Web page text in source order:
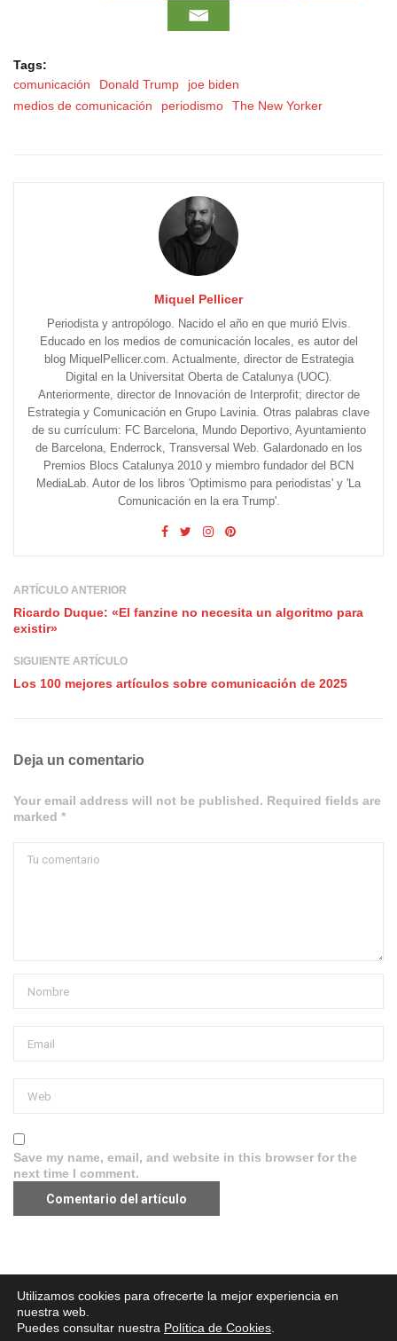
Tags:
comunicación
Donald Trump
joe biden
medios de comunicación
periodismo The New Yorker
Miquel Pellicer
Periodista y antropólogo. Nacido el año en que murió Elvis.
Educado en los medios de comunicación locales, es autor del
blog MiquelPellicer.com. Actualmente, director de Estrategia
Digital en la Universitat Oberta de Catalunya (UOC).
Anteriormente, director de Innovación de Interprofit; director de
Estrategia y Comunicación en Grupo Lavinia. Otras palabras clave
de su currículum: FC Barcelona, Mundo Deportivo, Ayuntamiento
de Barcelona, Enderrock, Transversal Web. Galardonado en los
Premios Blocs Catalunya 2010 y miembro fundador del BCN
MediaLab. Autor de los libros 'Optimismo para periodistas' y 'La
Comunicación en la era Trump'.
ARTÍCULO ANTERIOR
Ricardo Duque: «El fanzine no necesita un algoritmo para
existir»
SIGUIENTE ARTÍCULO
Los 100 mejores artículos sobre comunicación de 2025
Deja un comentario
Your email address will not be published. Required fields are
marked *
Save my name, email, and website in this browser for the
next time I comment.
Aviso legal·Política de Privacidad·Política de Cookies
Utilizamos cookies para ofrecerte la mejor experiencia en
nuestra web.
Puedes consultar nuestra Política de Cookies